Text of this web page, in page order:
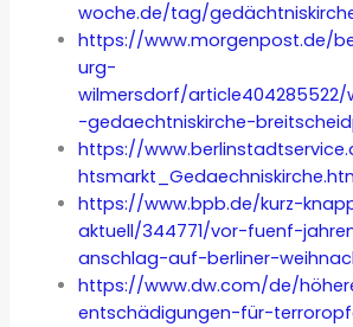
woche.de/tag/
https://www.morgenpost.de/
urg-
wilmersdorf/
-gedaechtniskirche-
https://
https://www.bpb.de/kurz-
aktuell/344771/vor-fuenf-
anschlag-auf-berliner-
https://www.dw.com/de/
entschädigungen-für-